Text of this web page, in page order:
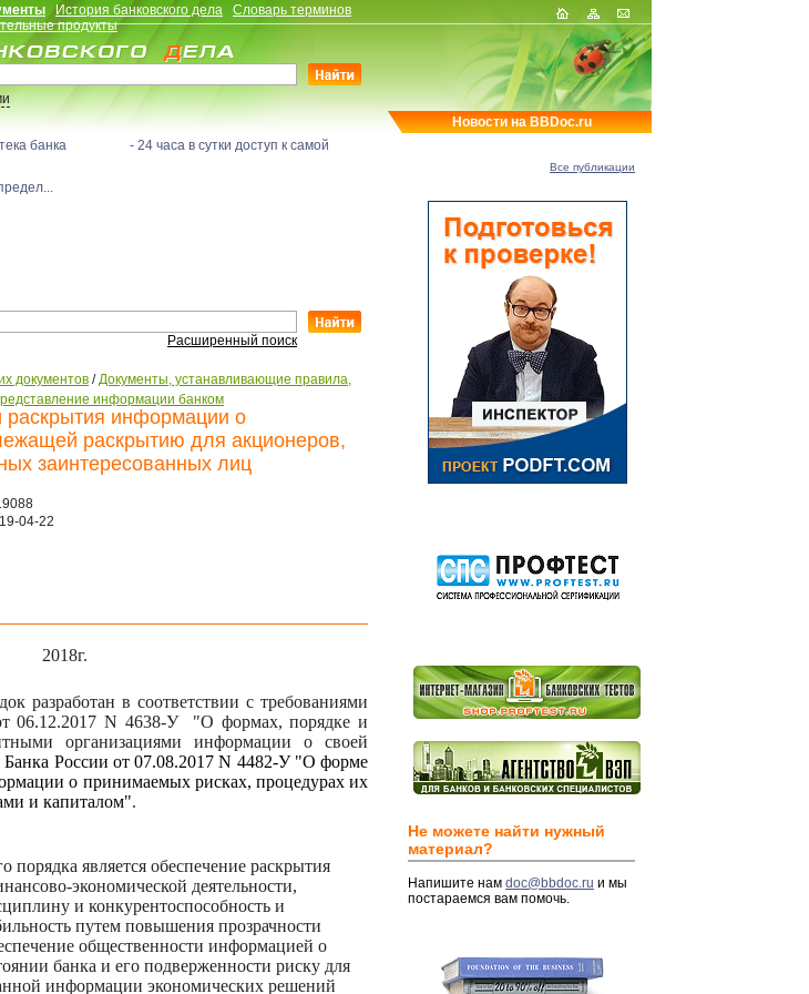
История банковского дела
Словарь терминов
продукты
банка - 24 часа в сутки доступ к самой
Расширенный поиск
документов /Документы, устанавливающие правила,
информации банком
информации о
раскрытию для акционеров,
заинтересованных лиц
04-22
2018г.
разработан в соответствии с требованиями
06.12.2017 N 4638-У
"О формах, порядке и
организациями информации о своей
Банка России от 07.08.2017N 4482-У "О форме
о принимаемых рисках, процедурах их
и капиталом".
порядка является обеспечение раскрытия
экономической деятельности,
и конкурентоспособность и
путем повышения прозрачности
общественности информацией о
банка и его подверженности риску для
информации экономических решений
Новости на BBDoc.ru
Все публикации
Не можете найти нужный
материал?
Напишите нам doc@bbdoc.ru и мы
постараемся вам помочь.